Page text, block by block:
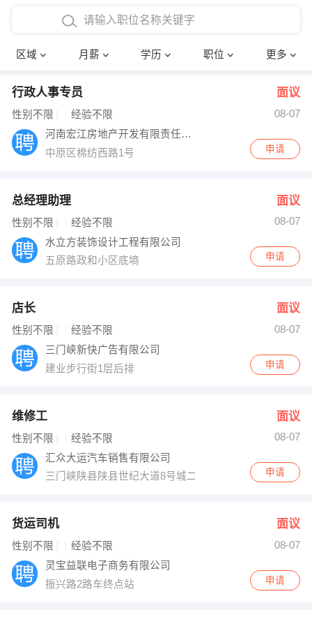
区域 月薪 学历 职位 更多
4000-5000元
8000-12000元
12000-20000元
博士
文员
财务会计
网络IT
快递员
收银员 技术员/工程师
出纳
编辑
跟单
其他职位
确定
行政人事专员 面议
性别不限 经验不限
08-07
河南宏江房地产开发有限责任公司
中原区棉纺西路1号
申请
总经理助理 面议
性别不限 经验不限
08-07
水立方装饰设计工程有限公司
五原路政和小区底墒
申请
店长 面议
性别不限 经验不限
08-07
三门峡新快广告有限公司
建业步行街1层后排
申请
维修工 面议
性别不限 经验不限
08-07
汇众大运汽车销售有限公司
三门峡陕县陕县世纪大道8号城二手车交易市场旁申请
货运司机 面议
性别不限 经验不限
08-07
灵宝益联电子商务有限公司
振兴路2路车终点站
申请